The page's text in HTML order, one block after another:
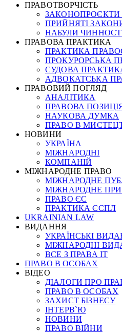
ПРАВОТВОРЧІСТЬ
ЗАКОНОПРОЄКТИ
ПРИЙНЯТІ
НАБУЛИ
ПРАВОВА ПРАКТИКА
ПРАКТИКА
ПРОКУРОРСЬКА
СУДОВА
АДВОКАТСЬКА
ПРАВОВИЙ ПОГЛЯД
АНАЛІТИКА
ПРАВОВА
НАУКОВА ДУМКА
ПРАВО В
НОВИНИ
УКРАЇНА
МІЖНАРОДНІ
КОМПАНІЙ
МІЖНАРОДНЕ ПРАВО
МІЖНАРОДНЕ
МІЖНАРОДНЕ
ПРАВО ЄС
ПРАКТИКА ЄСПЛ
UKRAINIAN LAW
ВИДАННЯ
УКРАЇНСЬКІ
МІЖНАРОДНІ
ВСЕ З ПРАВА ІТ
ПРАВО В ОСОБАХ
ВІДЕО
ДІАЛОГИ ПРО
ПРАВО В ОСОБАХ
ЗАХИСТ БІЗНЕСУ
ІНТЕРВ`Ю
НОВИНИ
ПРАВО ВІЙНИ